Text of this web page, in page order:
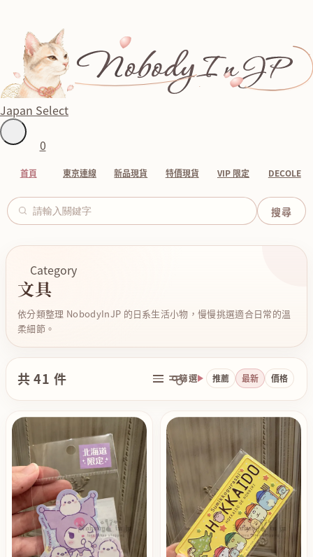
Japan Select
0
首頁 東京連線 新品現貨 特價現貨 VIP 限定 DECOLE
Category
文具
依分類整理 NobodyInJP 的日系生活小物，慢慢挑選適合日常的溫
柔細節。
共 41 件 篩選 推薦 最新 價格